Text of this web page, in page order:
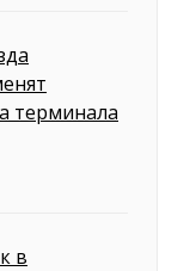
терминала
в